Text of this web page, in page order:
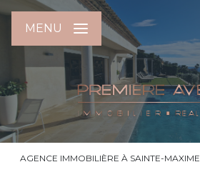
MENU
AGENCE IMMOBILIÈRE À SAINTE-MAXIME